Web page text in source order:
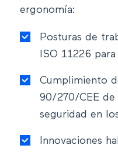
ergonomía:
Posturas de
ISO 11226
Cumplimiento
90/270/CEE de
seguridad en
Innovaciones